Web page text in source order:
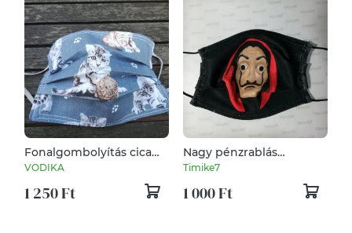
Fonalgombolyítás cica
módra........ rolós maszk
VODIKA
1 250 Ft
Nagy pénzrablás
maszkok
Timike7
1 000 Ft